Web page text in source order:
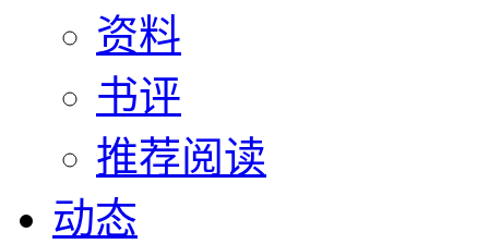
资料
书评
推荐阅读
动态